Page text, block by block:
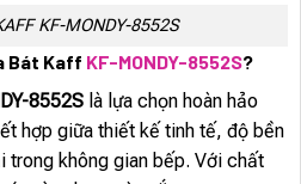
KF-MONDY-8552S
Bát Kaff KF-MONDY-8552S?
8552S là lựa chọn hoàn hảo
hợp giữa thiết kế tinh tế, độ bền
trong không gian bếp. Với chất